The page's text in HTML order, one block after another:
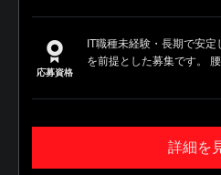
応募資格
IT職種未経験・長期で安
を前提とした募集です。
詳細を